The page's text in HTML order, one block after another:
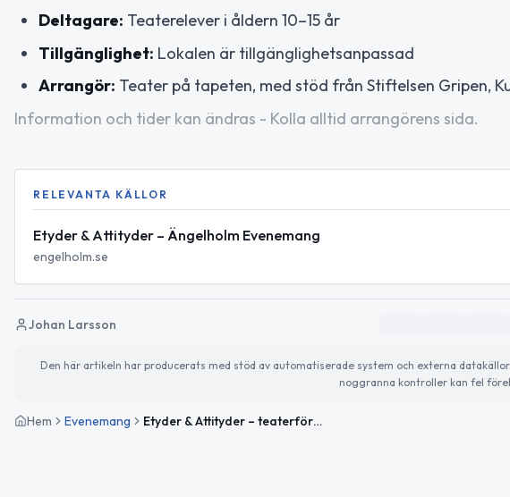
Deltagare: Teaterelever i åldern 10–15 år
Tillgänglighet: Lokalen är tillgänglighetsanpassad
Arrangör: Teater på tapeten, med stöd från Stiftelsen Gripen,
Information och tider kan ändras - Kolla alltid arrangörens sida.
RELEVANTA KÄLLOR
Etyder & Attityder – Ängelholm Evenemang
engelholm.se
Johan Larsson
Den här artikeln har producerats med stöd av automatiserade system och externa
noggranna kontroller kan fel
Hem Evenemang Etyder & Attityder – teaterföreställning av Teater på tapeten